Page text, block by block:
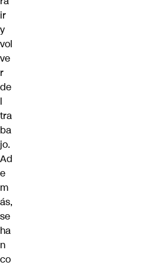
ir
y
vol
ve
r
de
l
tra
ba
jo.
Ad
e
m
ás,
se
ha
n
co